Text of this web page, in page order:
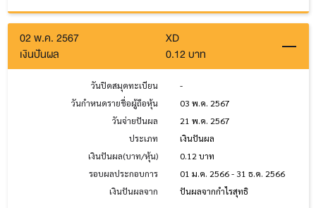
02 พ.ค. 2567
XD
เงินปันผล
0.12 บาท
วันปิดสมุดทะเบียน
-
วันกำหนดรายชื่อผู้ถือหุ้น
03 พ.ค. 2567
วันจ่ายปันผล
21 พ.ค. 2567
ประเภท
เงินปันผล
เงินปันผล(บาท/หุ้น)
0.12 บาท
รอบผลประกอบการ
01 ม.ค. 2566 - 31 ธ.ค. 2566
เงินปันผลจาก
ปันผลจากกำไรสุทธิ